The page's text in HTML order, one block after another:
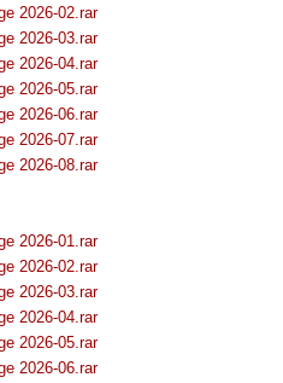
2026-02.rar
2026-03.rar
2026-04.rar
2026-05.rar
2026-06.rar
2026-07.rar
2026-08.rar
2026-01.rar
2026-02.rar
2026-03.rar
2026-04.rar
2026-05.rar
2026-06.rar